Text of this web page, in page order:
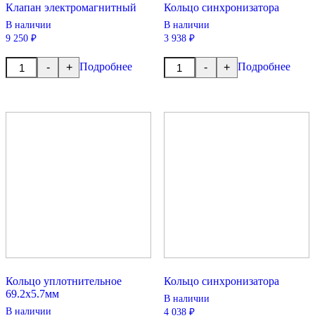
Клапан электромагнитный
В наличии
9 250 ₽
-
Количество
товара
+ Подробнее
Кольцо синхронизатора
В наличии
3 938 ₽
-
Количество
товара
+ Подробнее
Кольцо уплотнительное
69.2х5.7мм
В наличии
Кольцо синхронизатора
В наличии
4 038 ₽